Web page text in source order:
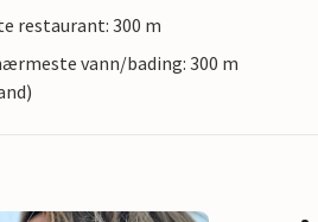
restaurant: 300 m
vann/bading: 300 m